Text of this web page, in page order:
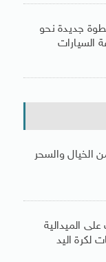
جديدة نحو
السيارات
الخيال والسحر
الميدالية
لكرة اليد